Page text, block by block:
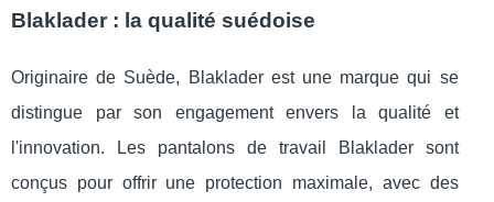
Blaklader : la qualité suédoise
Originaire de Suède, Blaklader est une marque qui se
distingue par son engagement envers la qualité et
l'innovation. Les pantalons de travail Blaklader sont
conçus pour offrir une protection maximale, avec des